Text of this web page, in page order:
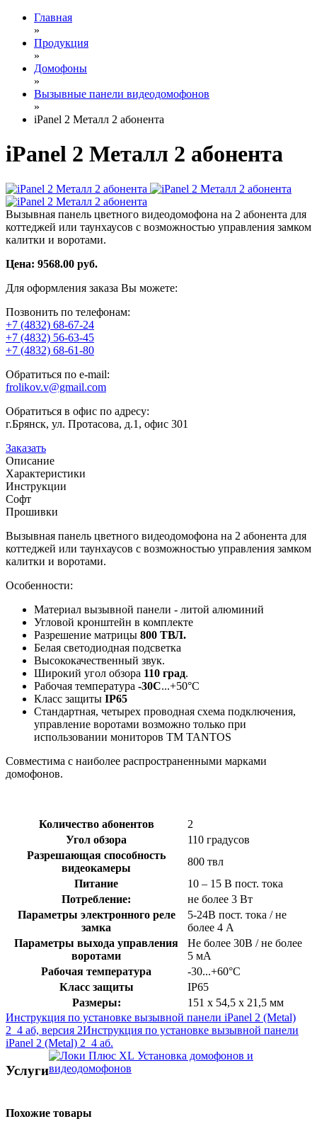
Главная
»
Продукция
»
Домофоны
»
Вызывные панели видеодомофонов
»
iPanel 2 Металл 2 абонента
iPanel 2 Металл 2 абонента
Вызывная панель цветного видеодомофона на 2 абонента для
коттеджей или таунхаусов с возможностью управления замком
калитки и воротами.
Цена: 9568.00 руб.
Для оформления заказа Вы можете:
Позвонить по телефонам:
+7 (4832) 68-67-24
+7 (4832) 56-63-45
+7 (4832) 68-61-80
Обратиться по e-mail:
frolikov.v@gmail.com
Обратиться в офис по адресу:
г.Брянск, ул. Протасова, д.1, офис 301
Заказать
Описание
Характеристики
Инструкции
Софт
Прошивки
Вызывная панель цветного видеодомофона на 2 абонента для
коттеджей или таунхаусов с возможностью управления замком
калитки и воротами.
Особенности:
Материал вызывной панели - литой алюминий
Угловой кронштейн в комплекте
Разрешение матрицы 800 ТВЛ.
Белая светодиодная подсветка
Высококачественный звук.
Широкий угол обзора 110 град.
Рабочая температура -30С...+50°C
Класс защиты IP65
Стандартная, четырех проводная схема подключения,
управление воротами возможно только при
использовании мониторов ТМ TANTOS
Совместима с наиболее распространенными марками
домофонов.
Количество абонентов
2
Угол обзора
110 градусов
Разрешающая способность
видеокамеры
800 твл
Питание
10 – 15 В пост. тока
Потребление:
не более 3 Вт
Параметры электронного реле
замка
5-24В пост. тока / не
более 4 А
Параметры выхода управления
воротами
Не более 30В / не более
5 мА
Рабочая температура
-30...+60°C
Класс защиты
IP65
Размеры:
151 х 54,5 х 21,5 мм
Инструкция по установке вызывной панели iPanel 2 (Metal)
2_4 аб, версия 2Инструкция по установке вызывной панели
iPanel 2 (Metal) 2_4 аб.
Услуги
Установка домофонов и
видеодомофонов
Похожие товары